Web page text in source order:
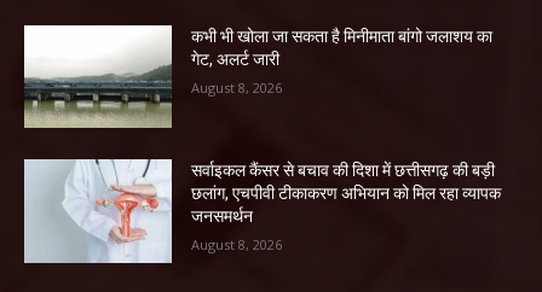
कभी भी खोला जा सकता है मिनीमाता बांगो जलाशय का
गेट, अलर्ट जारी
August 8, 2026
सर्वाइकल कैंसर से बचाव की दिशा में छत्तीसगढ़ की बड़ी
छलांग, एचपीवी टीकाकरण अभियान को मिल रहा व्यापक
जनसमर्थन
August 8, 2026